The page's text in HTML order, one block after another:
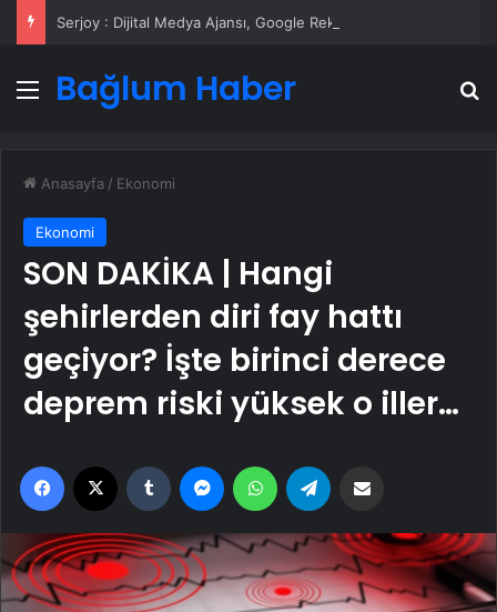
Menü
Bağlum Haber
Anasayfa / Ekonomi
Ekonomi
SON DAKİKA | Hangi
şehirlerden diri fay hattı
geçiyor? İşte birinci derece
deprem riski yüksek o iller…
Facebook Tumblr MessengerWhatsApp